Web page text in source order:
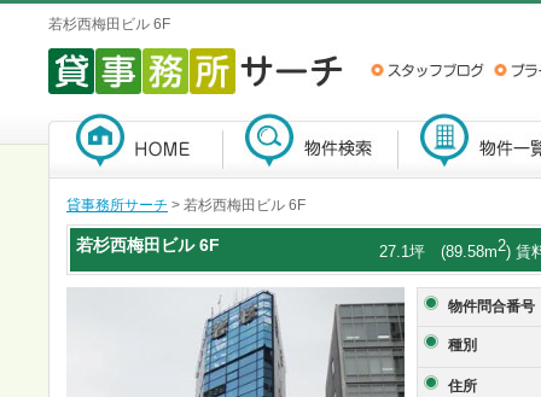
若杉西梅田ビル 6F
貸事務所サーチ > 若杉西梅田ビル 6F
若杉西梅田ビル6F 27.1坪 (89.58m2) 賃
物件問合番号
種別
住所